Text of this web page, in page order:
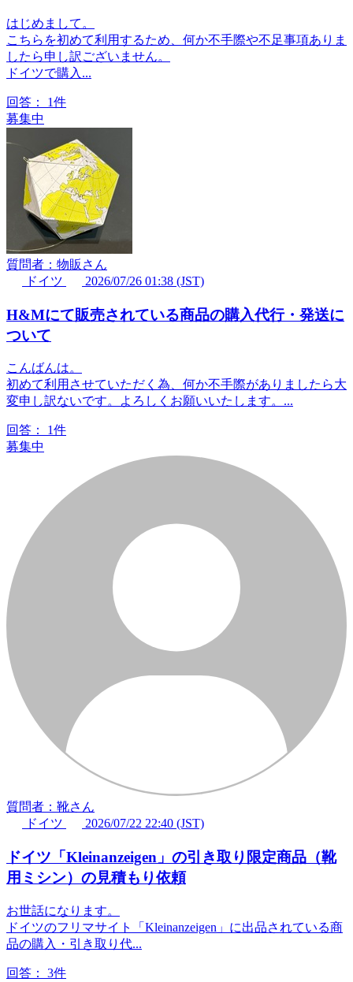
はじめまして。
こちらを初めて利用するため、何か不手際や不足事項ありま
したら申し訳ございません。
ドイツで購入...
回答：
1件
募集中
質問者：物販さん
ドイツ
2026/07/26 01:38 (JST)
H&Mにて販売されている商品の購入代行・発送に
ついて
こんばんは。
初めて利用させていただく為、何か不手際がありましたら大
変申し訳ないです。よろしくお願いいたします。...
回答：
1件
募集中
質問者：靴さん
ドイツ
2026/07/22 22:40 (JST)
ドイツ「Kleinanzeigen」の引き取り限定商品（靴
用ミシン）の見積もり依頼
お世話になります。
ドイツのフリマサイト「Kleinanzeigen」に出品されている商
品の購入・引き取り代...
回答： 3件